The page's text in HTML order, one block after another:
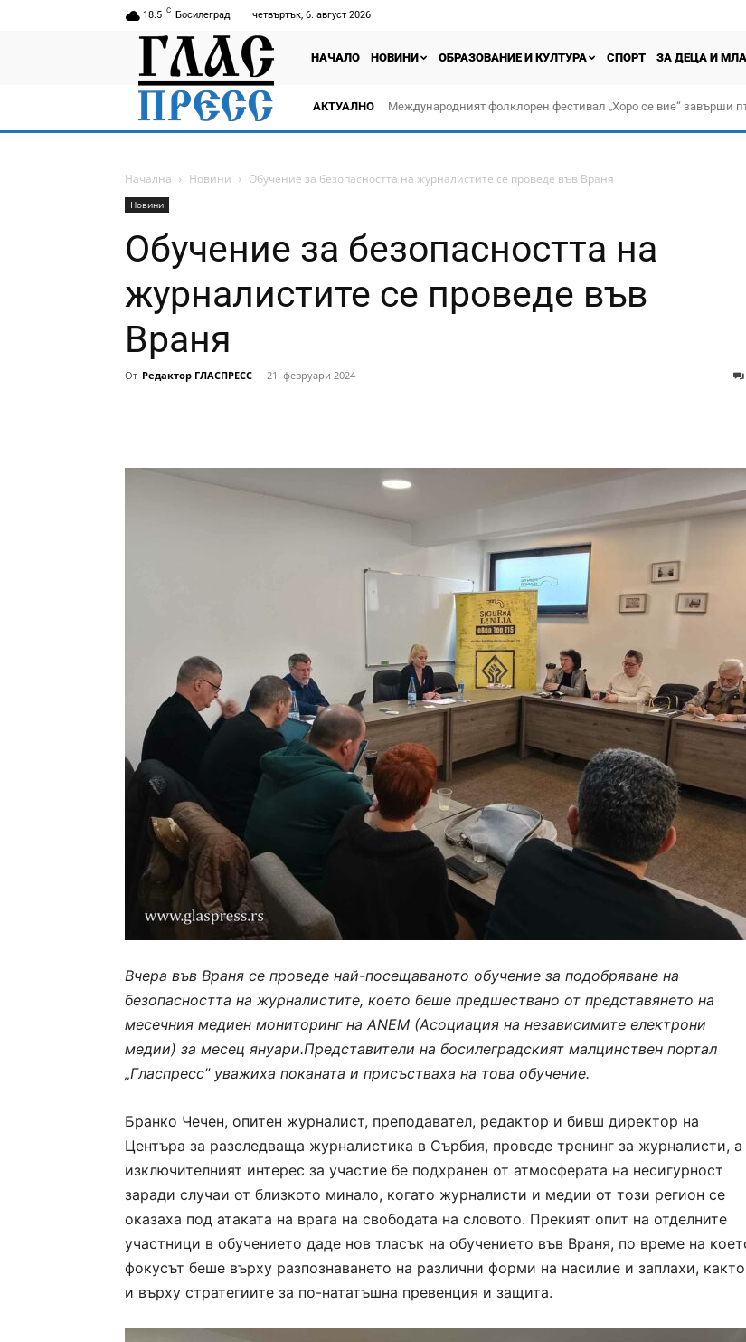
18.5 C Босилеград четвъртък, 6. август 2026
НАЧАЛО НОВИНИ ОБРАЗОВАНИЕ И КУЛТУРА СПОРТ ЗА ДЕЦА И
АКТУАЛНО Международният фолклорен фестивал „Хоро се вие“ завърши
Начална Новини Обучение за безопасността на журналистите се проведе във Враня
Новини
Обучение за безопасността на
журналистите се проведе във
Враня
От Редактор ГЛАСПРЕСС - 21. февруари 2024
Вчера във Враня се проведе най-посещаваното обучение за подобряване на
безопасността на журналистите, което беше предшествано от представянето на
месечния медиен мониторинг на ANEM (Асоциация на независимите електрони
медии) за месец януари.Представители на босилеградският малцинствен портал
„Гласпресс” уважиха поканата и присъстваха на това обучение.
Бранко Чечен, опитен журналист, преподавател, редактор и бивш директор на
Центъра за разследваща журналистика в Сърбия, проведе тренинг за журналисти, а
изключителният интерес за участие бе подхранен от атмосферата на несигурност
заради случаи от близкото минало, когато журналисти и медии от този регион се
оказаха под атаката на врага на свободата на словото. Прекият опит на отделните
участници в обучението даде нов тласък на обучението във Враня, по време на
фокусът беше върху разпознаването на различни форми на насилие и заплахи, както
и върху стратегиите за по-нататъшна превенция и защита.